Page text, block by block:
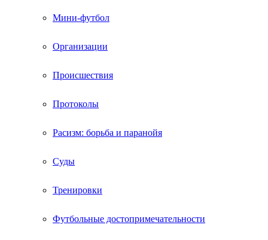
Мини-футбол
Организации
Происшествия
Протоколы
Расизм: борьба и паранойя
Суды
Тренировки
Футбольные достопримечательности